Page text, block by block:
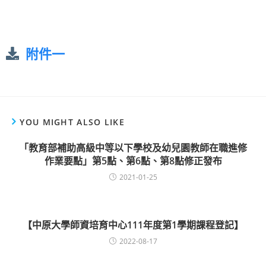
附件一
YOU MIGHT ALSO LIKE
「教育部補助高級中等以下學校及幼兒園教師在職進修
作業要點」第5點、第6點、第8點修正發布
2021-01-25
【中原大學師資培育中心111年度第1學期課程登記】
2022-08-17